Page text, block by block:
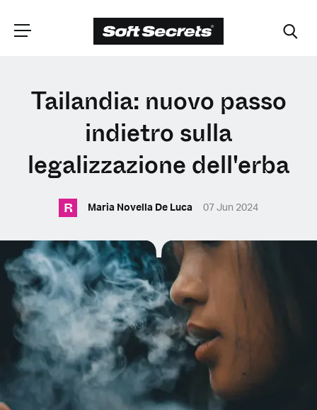
SCEGLI LA
TUA POSIZIONE
Dutch
English (United Kingdom)
English (United States)
Spanish (Spain)
Spanish (Latin America)
German
Tailandia: nuovo passo
indietro sulla
legalizzazione dell'erba
R Maria Novella De Luca 07 Jun 2024